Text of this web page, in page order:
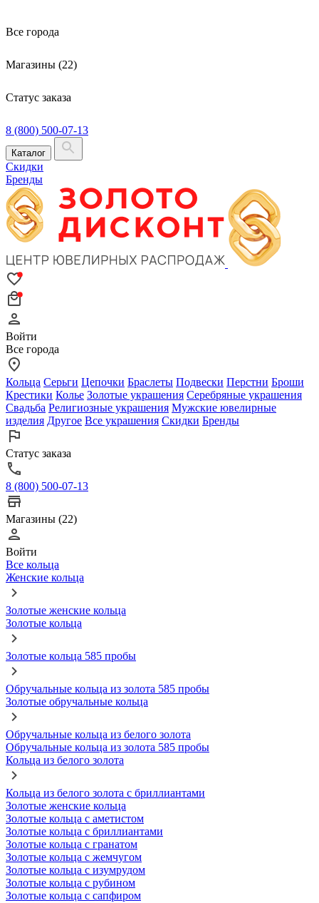
Все города
Магазины (22)
Статус заказа
8 (800) 500-07-13
Каталог
Скидки
Бренды
Войти
Все города
Кольца Серьги Цепочки Браслеты Подвески Перстни Броши
Крестики Колье Золотые украшения Серебряные украшения
Свадьба Религиозные украшения Мужские ювелирные
изделия Другое Все украшения Скидки Бренды
Статус заказа
8 (800) 500-07-13
Магазины (22)
Войти
Все кольца
Женские кольца
Золотые женские кольца
Золотые кольца
Золотые кольца 585 пробы
Обручальные кольца из золота 585 пробы
Золотые обручальные кольца
Обручальные кольца из белого золота
Обручальные кольца из золота 585 пробы
Кольца из белого золота
Кольца из белого золота с бриллиантами
Золотые женские кольца
Золотые кольца с аметистом
Золотые кольца с бриллиантами
Золотые кольца с гранатом
Золотые кольца с жемчугом
Золотые кольца с изумрудом
Золотые кольца с рубином
Золотые кольца с сапфиром